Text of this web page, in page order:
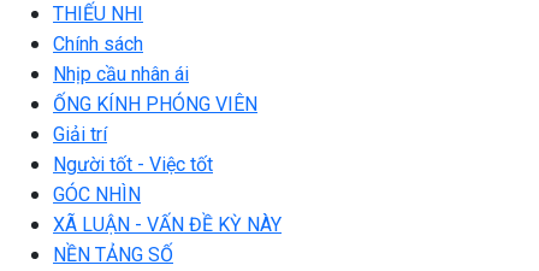
THIẾU NHI
Chính sách
Nhịp cầu nhân ái
ỐNG KÍNH PHÓNG VIÊN
Giải trí
Người tốt - Việc tốt
GÓC NHÌN
XÃ LUẬN - VẤN ĐỀ KỲ NÀY
NỀN TẢNG SỐ